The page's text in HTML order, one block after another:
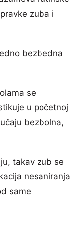
zuba i
bezbedna
se
u početnoj
bezbolna,
takav zub se
nesaniranja
same